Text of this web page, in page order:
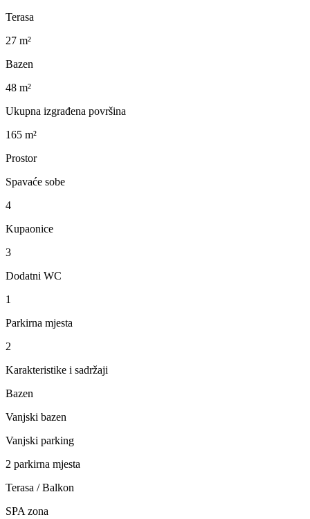
Terasa
27 m²
Bazen
48 m²
Ukupna izgrađena površina
165 m²
Prostor
Spavaće sobe
4
Kupaonice
3
Dodatni WC
1
Parkirna mjesta
2
Karakteristike i sadržaji
Bazen
Vanjski bazen
Vanjski parking
2 parkirna mjesta
Terasa / Balkon
SPA zona